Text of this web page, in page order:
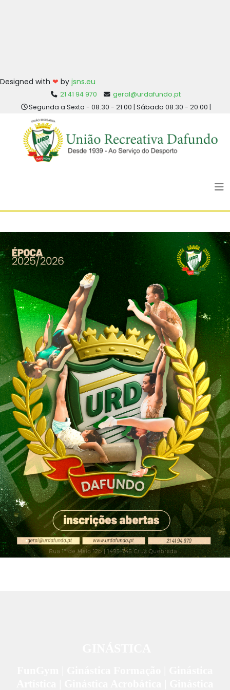
Designed with ❤ by jsns.eu
21 41 94 970
geral@urdafundo.pt
Segunda a Sexta - 08:30 - 21:00 | Sábado 08:30 - 20:00 |